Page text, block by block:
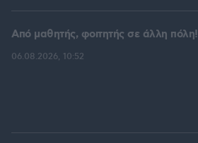
Από μαθητής, φοιτητής σε άλλη πόλη!
06.08.2026, 10:52